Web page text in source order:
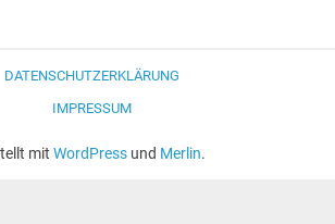
DATENSCHUTZERKLÄRUNG
IMPRESSUM
mit WordPressund Merlin.